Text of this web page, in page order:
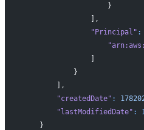
                    }
                ],
                "Principal"
:
                ]
            }
        ],
        "createdDate"
:
        "lastModifiedDate"
:
    }